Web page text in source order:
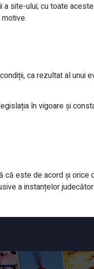
a site-ului; cu toate
ca rezultat al unui
în vigoare și
că este de acord și orice
a instanțelor